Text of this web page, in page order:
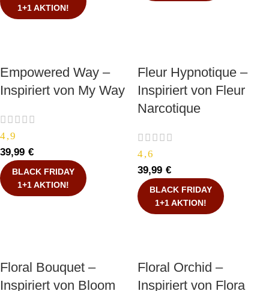
1+1 AKTION!
Empowered Way –
Inspiriert von My Way
4,9
39,99 €
BLACK FRIDAY
1+1 AKTION!
Fleur Hypnotique –
Inspiriert von Fleur
Narcotique
4,6
39,99 €
BLACK FRIDAY
1+1 AKTION!
Floral Bouquet –
Inspiriert von Bloom
Floral Orchid –
Inspiriert von Flora